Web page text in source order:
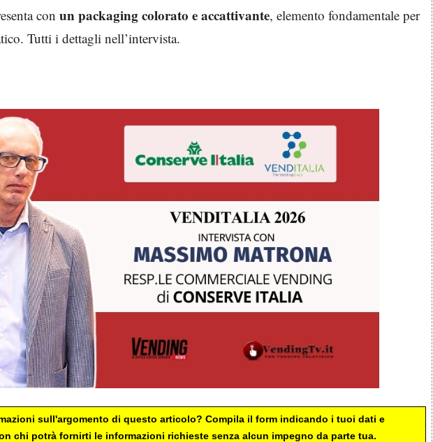
con un packaging colorato e accattivante, elemento fondamentale per
Tutti i dettagli nell’intervista.
sull'argomento di questo articolo? Compila il form indicando i tuoi dati e
chi potrà fornirti le informazioni richieste senza alcun impegno da parte tua.